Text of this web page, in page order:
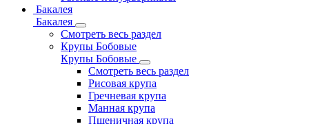
Бакалея
Бакалея
Смотреть весь раздел
Крупы Бобовые
Крупы Бобовые
Смотреть весь раздел
Рисовая крупа
Гречневая крупа
Манная крупа
Пшеничная крупа